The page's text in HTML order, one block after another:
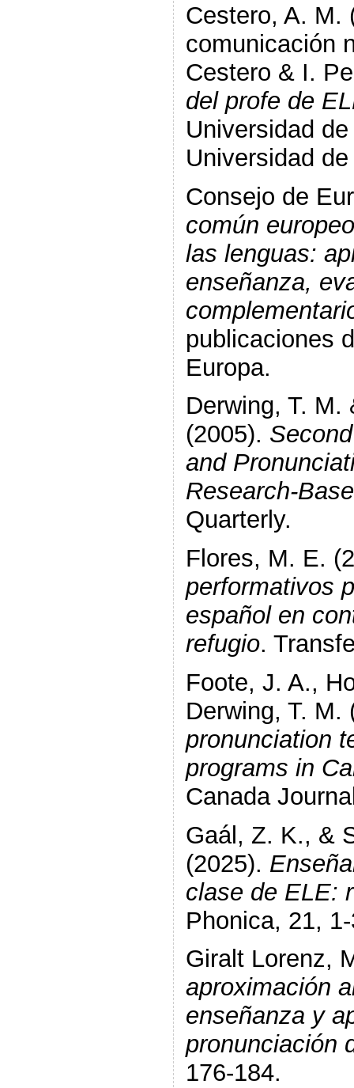
Cestero, A. M.
comunicación
Cestero & I.
del profe de
Universidad
Universidad
Consejo de
común
las lenguas:
enseñanza,
publicaciones
Europa.
Derwing, T.
(2005).
and
Research-
Quarterly.
Flores, M. E.
performativos
español en
refugio.
Foote, J. A.,
Derwing, T.
pronunciation
programs in
Canada
Gaál, Z. K., &
(2025).
clase de ELE:
Phonica, 21,
Giralt Lorenz,
aproximación
enseñanza y
pronunciación
176-184.